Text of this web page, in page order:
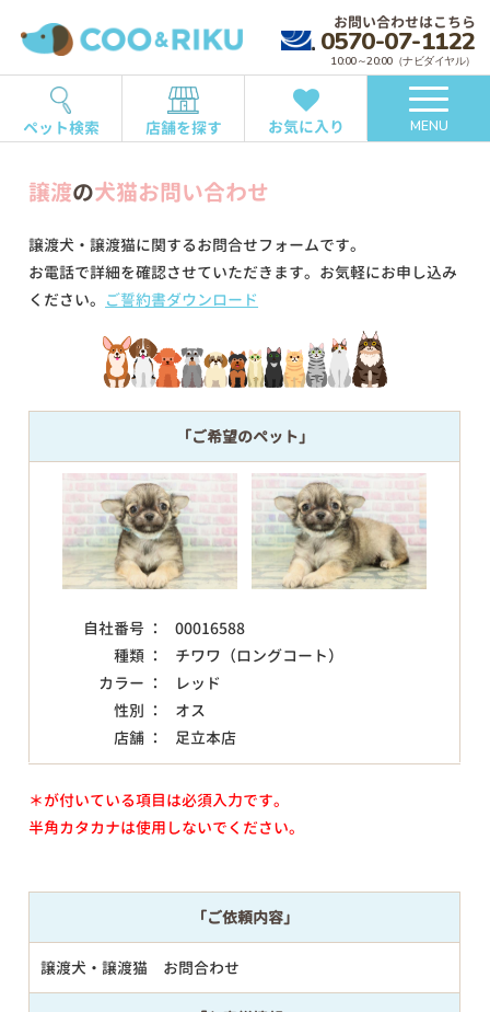
お問い合わせはこちら
0570-07-1122
10:00～20:00（ナビダイヤル）
ペット検索 店舗を探す お気に入り MENU
譲渡の犬猫お問い合わせ
譲渡犬・譲渡猫に関するお問合せフォームです。
お電話で詳細を確認させていただきます。お気軽にお申し込み
ください。 ご誓約書ダウンロード
「ご希望のペット」
自社番号 ：
00016588
種類 ：
チワワ（ロングコート）
カラー ：
レッド
性別 ：
オス
店舗 ：
足立本店
＊が付いている項目は必須入力です。
半角カタカナは使用しないでください。
「ご依頼内容」
譲渡犬・譲渡猫 お問合わせ